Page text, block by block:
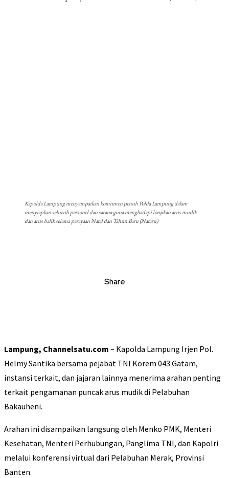
Kapolda Lampung menyampaikan komitmen penuh Polda Lampung dalam
menyiapkan seluruh personel dan sarana guna menghadapi lonjakan arus mudik
dan arus balik selama perayaan Natal dan Tahun Baru (Nataru)
Share
Lampung, Channelsatu.com – Kapolda Lampung Irjen Pol.
Helmy Santika bersama pejabat TNI Korem 043 Gatam,
instansi terkait, dan jajaran lainnya menerima arahan penting
terkait pengamanan puncak arus mudik di Pelabuhan
Bakauheni.
Arahan ini disampaikan langsung oleh Menko PMK, Menteri
Kesehatan, Menteri Perhubungan, Panglima TNI, dan Kapolri
melalui konferensi virtual dari Pelabuhan Merak, Provinsi
Banten.